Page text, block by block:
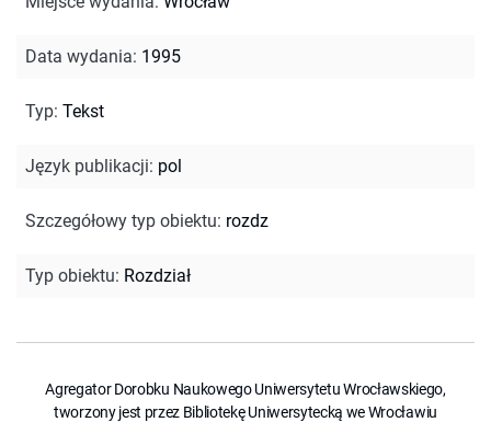
Data wydania: 1995
Typ: Tekst
Język publikacji: pol
Szczegółowy typ obiektu: rozdz
Typ obiektu: Rozdział
Agregator Dorobku Naukowego Uniwersytetu Wrocławskiego,
tworzony jest przez Bibliotekę Uniwersytecką we Wrocławiu